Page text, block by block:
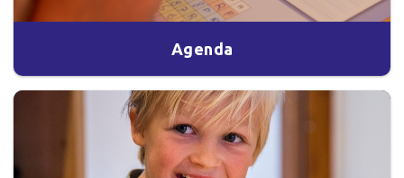
Agenda